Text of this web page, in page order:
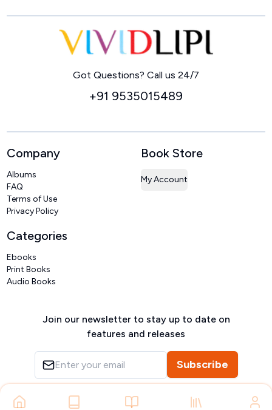
Got Questions? Call us 24/7
+91 9535015489
Company
Albums
FAQ
Terms of Use
Privacy Policy
Book Store
My Account
Categories
Ebooks
Print Books
Audio Books
Join our newsletter to stay up to date on
features and releases
Subscribe
2026 – All rights reserved